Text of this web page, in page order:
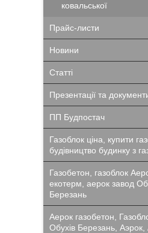
ковальської
Прайс-листи
Новини
Статті
Презентації та
ПП Будпостач
Газоблок ціна, купити
будівництво будинку з
Газобетон, газоблок
екотерм, аерок завод
Березань
Аерок газобетон,
Обухів Березань, Аэрок,